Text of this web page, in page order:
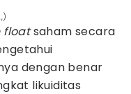
floatsaham secara
dengan benar
likuiditas